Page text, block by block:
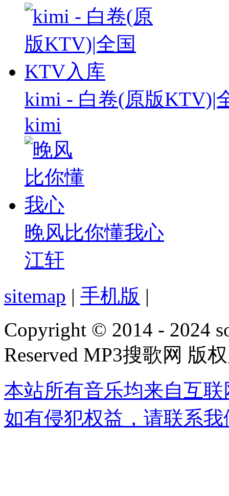
kimi - 白卷(原版KTV)|
kimi
晚风比你懂我心
江轩
sitemap | 手机版 |
Copyright © 2014 - 2024
Reserved MP3搜歌网 版
本站所有音乐均来自互
如有侵犯权益，请联系